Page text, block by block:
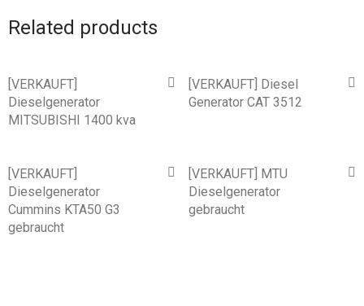
Related products
[VERKAUFT]
Dieselgenerator
MITSUBISHI 1400 kva
[VERKAUFT] Diesel
Generator CAT 3512
[VERKAUFT]
Dieselgenerator
Cummins KTA50 G3
gebraucht
[VERKAUFT] MTU
Dieselgenerator
gebraucht